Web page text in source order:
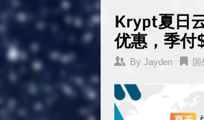
Krypt夏日
优惠，季
By Jayden 国